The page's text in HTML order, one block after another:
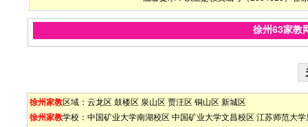
徐州63家教
徐州家教区域： 云龙区 鼓楼区 泉山区 贾汪区 铜山区 新城区
徐州家教学校： 中国矿业大学南湖校区 中国矿业大学文昌校区 江苏师范大学